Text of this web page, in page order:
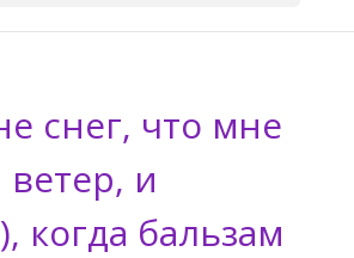
снег, что мне
и
когда бальзам